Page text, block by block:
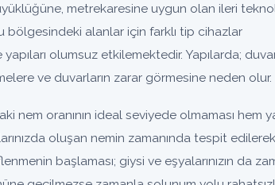
metrekaresine uygun olan ileri
bölgesindeki alanlar için farklı tip cihazlar
olumsuz etkilemektedir. Yapılarda;
ve duvarların zarar görmesine neden olur.
oranının ideal seviyede olmaması hem
oluşan nemin zamanında tespit edilerek
başlaması; giysi ve eşyalarınızın da